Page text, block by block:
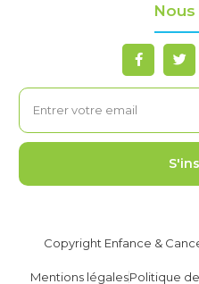
Copyright Enfance &
Mentions légalesPolitique